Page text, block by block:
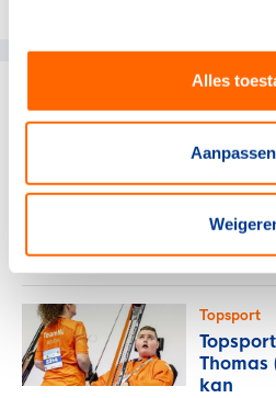
Alles
Aanpassen
gerelateerde artikelen
voor
8 december
Topsport
kan